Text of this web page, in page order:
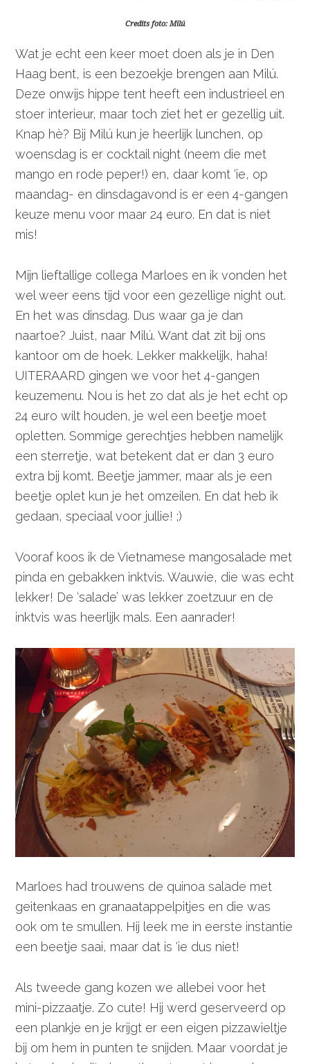
Credits foto: Milú
Wat je echt een keer moet doen als je in Den
Haag bent, is een bezoekje brengen aan Milú.
Deze onwijs hippe tent heeft een industrieel en
stoer interieur, maar toch ziet het er gezellig uit.
Knap hè? Bij Milú kun je heerlijk lunchen, op
woensdag is er cocktail night (neem die met
mango en rode peper!) en, daar komt ‘ie, op
maandag- en dinsdagavond is er een 4-gangen
keuze menu voor maar 24 euro. En dat is niet
mis!
Mijn lieftallige collega Marloes en ik vonden het
wel weer eens tijd voor een gezellige night out.
En het was dinsdag. Dus waar ga je dan
naartoe? Juist, naar Milú. Want dat zit bij ons
kantoor om de hoek. Lekker makkelijk, haha!
UITERAARD gingen we voor het 4-gangen
keuzemenu. Nou is het zo dat als je het echt op
24 euro wilt houden, je wel een beetje moet
opletten. Sommige gerechtjes hebben namelijk
een sterretje, wat betekent dat er dan 3 euro
extra bij komt. Beetje jammer, maar als je een
beetje oplet kun je het omzeilen. En dat heb ik
gedaan, speciaal voor jullie! ;)
Vooraf koos ik de Vietnamese mangosalade met
pinda en gebakken inktvis. Wauwie, die was echt
lekker! De ‘salade’ was lekker zoetzuur en de
inktvis was heerlijk mals. Een aanrader!
Marloes had trouwens de quinoa salade met
geitenkaas en granaatappelpitjes en die was
ook om te smullen. Hij leek me in eerste instantie
een beetje saai, maar dat is ‘ie dus niet!
Als tweede gang kozen we allebei voor het
mini-pizzaatje. Zo cute! Hij werd geserveerd op
een plankje en je krijgt er een eigen pizzawieltje
bij om hem in punten te snijden. Maar voordat je